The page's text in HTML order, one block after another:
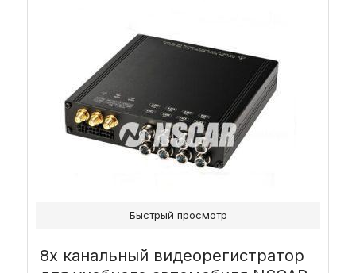
8х канальный видеорегистратор
Быстрый просмотр